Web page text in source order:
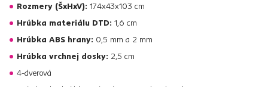
Rozmery (ŠxHxV): 174x43x103 cm
Hrúbka materiálu DTD: 1,6 cm
Hrúbka ABS hrany: 0,5 mm a 2 mm
Hrúbka vrchnej dosky: 2,5 cm
4-dverová